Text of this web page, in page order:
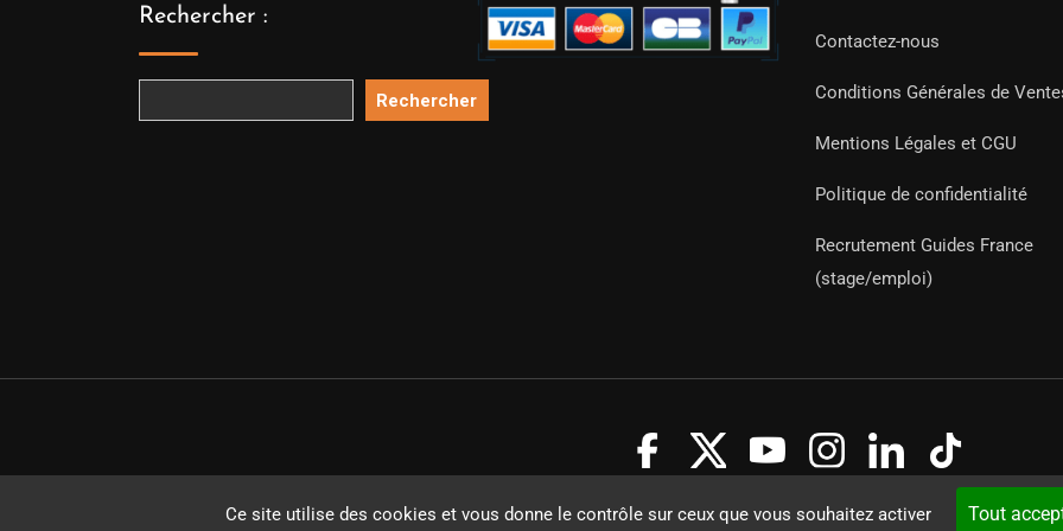
Ce site utilise des cookies et vous donne le contrôle sur ceux que vous souhaitez activer Tout
Rechercher :
Rechercher
Contactez-nous
Conditions Générales de
Mentions Légales et CGU
Politique de confidentialité
Recrutement Guides France
(stage/emploi)
Copyright Guides 2021. Tous droits réservés.Développement web sur mesure